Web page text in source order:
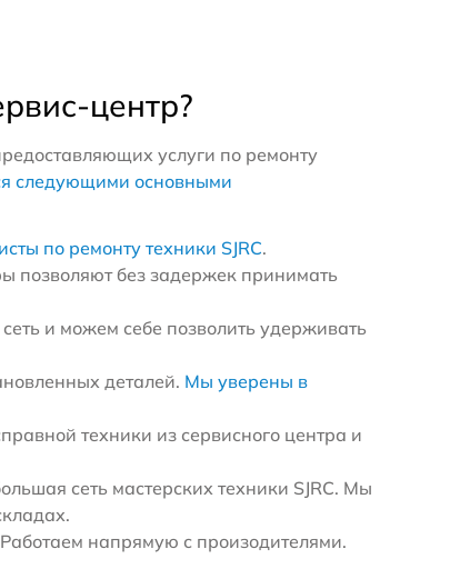
центр?
услуги по ремонту
следующими основными
по ремонту техники SJRC.
позволяют без задержек принимать
и можем себе позволить удерживать
деталей. Мы уверены в
техники из сервисного центра и
сеть мастерских техники SJRC. Мы
напрямую с произодителями.